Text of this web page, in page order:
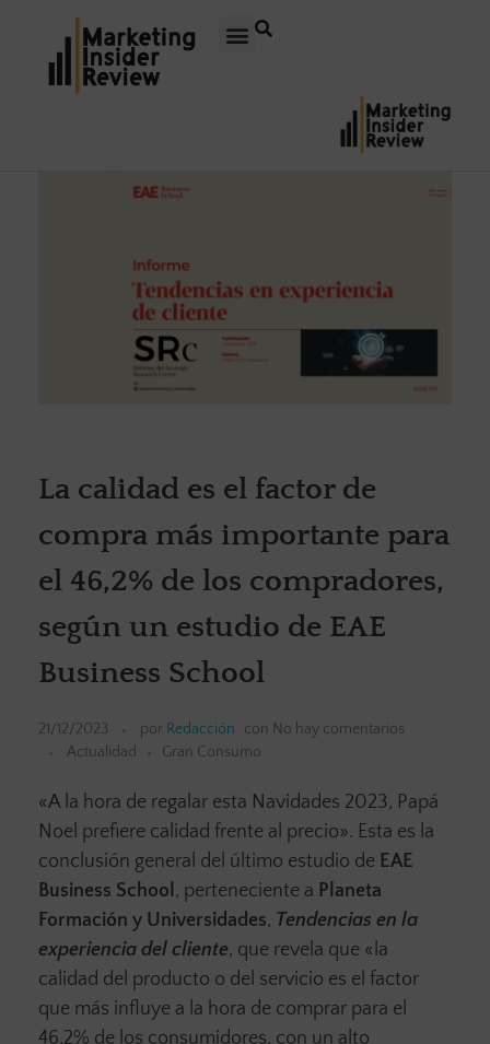
La calidad es el factor de
compra más importante para
el 46,2% de los compradores,
según un estudio de EAE
Business School
21/12/2023 por Redacción con No hay comentarios
Actualidad
Gran Consumo
«A la hora de regalar esta Navidades 2023, Papá
Noel prefiere calidad frente al precio». Esta es la
conclusión general del último estudio de EAE
Business School, perteneciente a Planeta
Formación y Universidades, Tendencias en la
experiencia del cliente, que revela que «la
calidad del producto o del servicio es el factor
que más influye a la hora de comprar para el
46,2% de los consumidores, con un alto